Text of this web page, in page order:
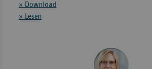
» Download
» Lesen